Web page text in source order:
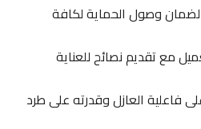
وصول الحماية لكافة
تقديم نصائح للعناية
العازل وقدرته على طرد